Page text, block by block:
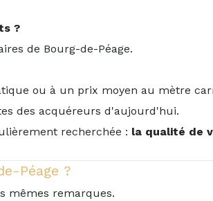
?
de Bourg-de-Péage.
ou à un prix moyen au mètre
des acquéreurs d'aujourd'hui.
recherchée : la qualité de
Péage ?
mêmes remarques.